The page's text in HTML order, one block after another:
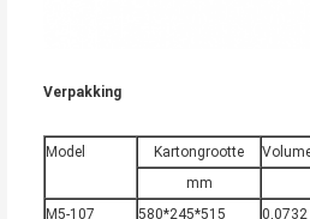
Verpakking
Model Kartongrootte
mm
M5-107
580*245*515 0,0732